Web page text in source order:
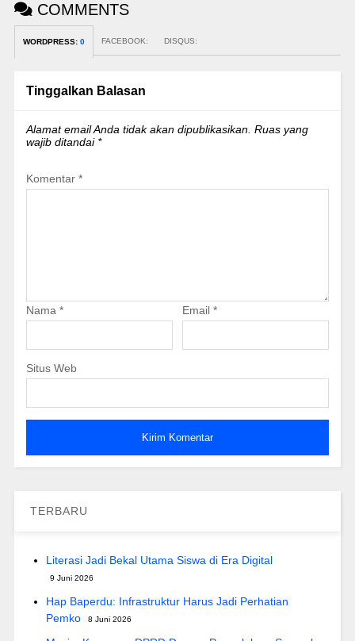
COMMENTS
WORDPRESS: 0 FACEBOOK: DISQUS:
Tinggalkan Balasan
Alamat email Anda tidak akan dipublikasikan. Ruas yang
wajib ditandai *
Komentar *
Nama * Email *
Situs Web
TERBARU
Literasi Jadi Bekal Utama Siswa di Era Digital
9 Juni 2026
Hap Baperdu: Infrastruktur Harus Jadi Perhatian
Pemko
8 Juni 2026